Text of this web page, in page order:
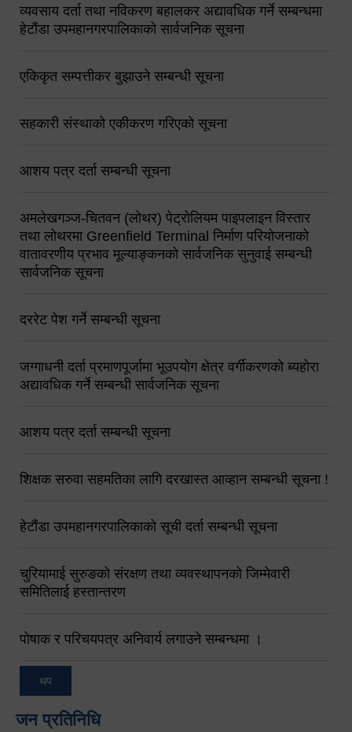
व्यवसाय दर्ता तथा नविकरण बहालकर अद्यावधिक गर्ने सम्बन्धमा
हेटौंडा उपमहानगरपालिकाको सार्वजनिक सूचना
एकिकृत सम्पत्तीकर बुझाउने सम्बन्धी सूचना
सहकारी संस्थाको एकीकरण गरिएको सूचना
आशय पत्र दर्ता सम्बन्धी सूचना
अमलेखगञ्ज-चितवन (लोथर) पेट्रोलियम पाइपलाइन विस्तार
तथा लोथरमा Greenfield Terminal निर्माण परियोजनाको
वातावरणीय प्रभाव मूल्याङ्कनको सार्वजनिक सुनुवाई सम्बन्धी
सार्वजनिक सूचना
दररेट पेश गर्ने सम्बन्धी सूचना
जग्गाधनी दर्ता प्रमाणपूर्जामा भूउपयोग क्षेत्र वर्गीकरणको ब्यहोरा
अद्यावधिक गर्ने सम्बन्धी सार्वजनिक सूचना
आशय पत्र दर्ता सम्बन्धी सूचना
शिक्षक सरुवा सहमतिका लागि दरखास्त आव्हान सम्बन्धी सूचना !
हेटौंडा उपमहानगरपालिकाको सूची दर्ता सम्बन्धी सूचना
चुरियामाई सुरुङको संरक्षण तथा व्यवस्थापनको जिम्मेवारी
समितिलाई हस्तान्तरण
पोषाक र परिचयपत्र अनिवार्य लगाउने सम्बन्धमा ।
थप
जन प्रतिनिधि